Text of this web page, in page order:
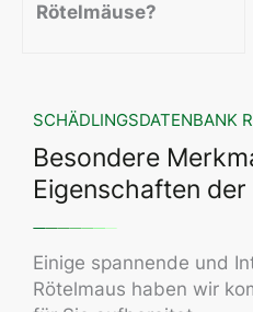
Rötelmäuse?
SCHÄDLINGSDATENBANK
Besondere
Eigenschaften der
Einige spannende und
Rötelmaus haben wir